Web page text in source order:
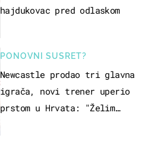
hajdukovac pred odlaskom
PONOVNI SUSRET?
Newcastle prodao tri glavna
igrača, novi trener uperio
prstom u Hrvata: "Želim